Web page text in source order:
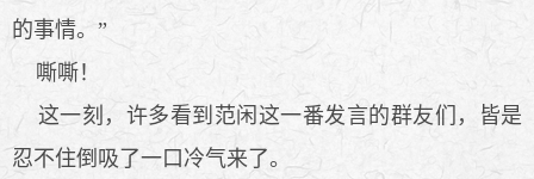
的事情。”
嘶嘶！
这一刻，许多看到范闲这一番发言的群友们，皆是
忍不住倒吸了一口冷气来了。